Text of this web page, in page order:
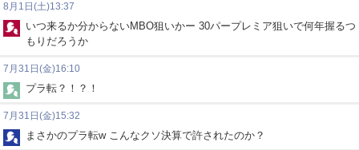
8月1日(土)13:37
いつ来るか分からないMBO狙いかー 30パープレミア狙いで何年握るつ
もりだろうか
7月31日(金)16:10
プラ転？！？！
7月31日(金)15:32
まさかのプラ転w こんなクソ決算で許されたのか？